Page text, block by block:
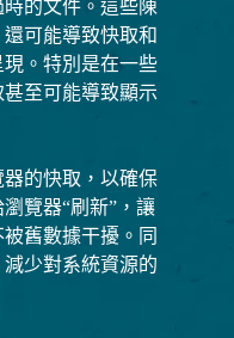
時的文件。這些陳
可能導致快取和
。特別是在一些
至可能導致顯示
的快取，以確保
覽器“刷新”，讓
舊數據干擾。同
減少對系統資源的